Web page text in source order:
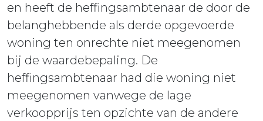
en heeft de heffingsambtenaar de door de
belanghebbende als derde opgevoerde
woning ten onrechte niet meegenomen
bij de waardebepaling. De
heffingsambtenaar had die woning niet
meegenomen vanwege de lage
verkoopprijs ten opzichte van de andere